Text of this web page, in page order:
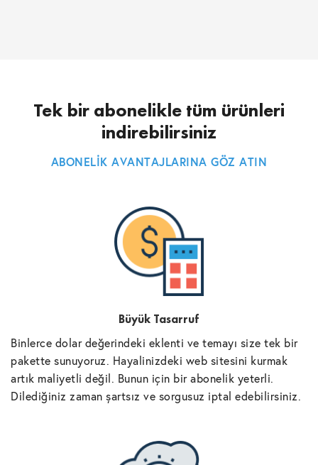
Tek bir abonelikle tüm ürünleri
indirebilirsiniz
ABONELİK AVANTAJLARINA GÖZ ATIN
Büyük Tasarruf
Binlerce dolar değerindeki eklenti ve temayı size tek bir
pakette sunuyoruz. Hayalinizdeki web sitesini kurmak
artık maliyetli değil. Bunun için bir abonelik yeterli.
Dilediğiniz zaman şartsız ve sorgusuz iptal edebilirsiniz.